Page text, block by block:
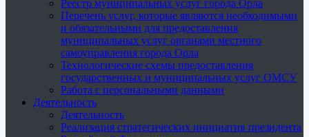
Реестр муниципальных услуг города Орла
Перечень услуг, которые являются необходимыми
и обязательными для предоставления
муниципальных услуг органами местного
самоуправления города Орла
Технологические схемы предоставления
государственных и муниципальных услуг ОМСУ
Работа с персональными данными
Деятельность
Деятельность
Реализация стратегических инициатив президента